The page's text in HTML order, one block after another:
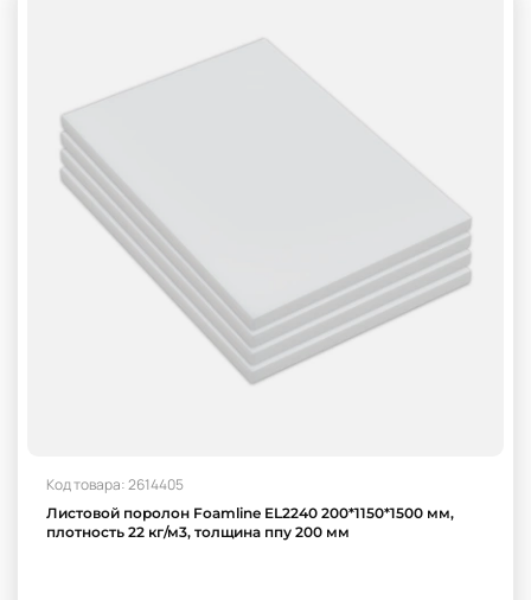
Код товара: 2614405
Листовой поролон Foamline EL2240 200*1150*1500 мм,
плотность 22 кг/м3, толщина ппу 200 мм